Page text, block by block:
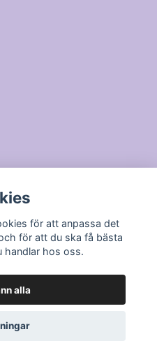
för att anpassa det
för att du ska få bästa
handlar hos oss.
alla